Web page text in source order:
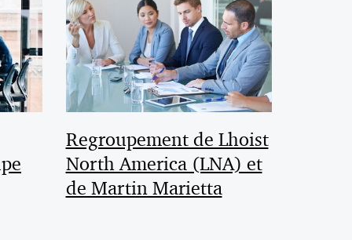
Regroupement de Lhoist
North America (LNA) et
de Martin Marietta